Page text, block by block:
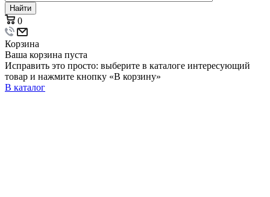
Найти
0
Корзина
Ваша корзина пуста
Исправить это просто: выберите в каталоге интересующий
товар и нажмите кнопку «В корзину»
В каталог